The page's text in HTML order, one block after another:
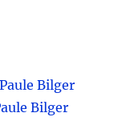
Bilger
Bilger